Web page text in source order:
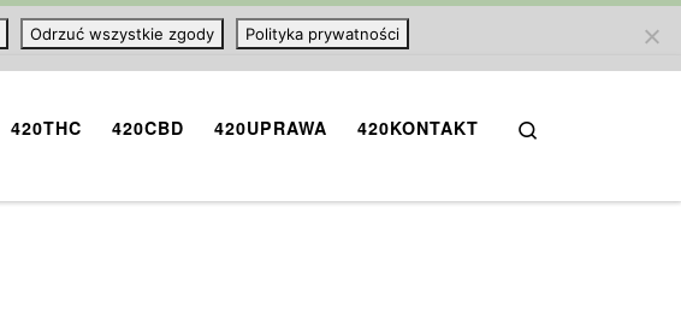
420THC 420CBD 420UPRAWA 420KONTAKT
Odrzuć wszystkie zgody Polityka prywatności